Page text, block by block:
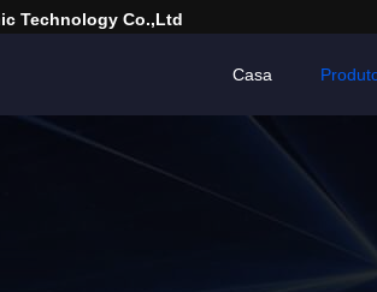
Technology Co.,ltd
Casa